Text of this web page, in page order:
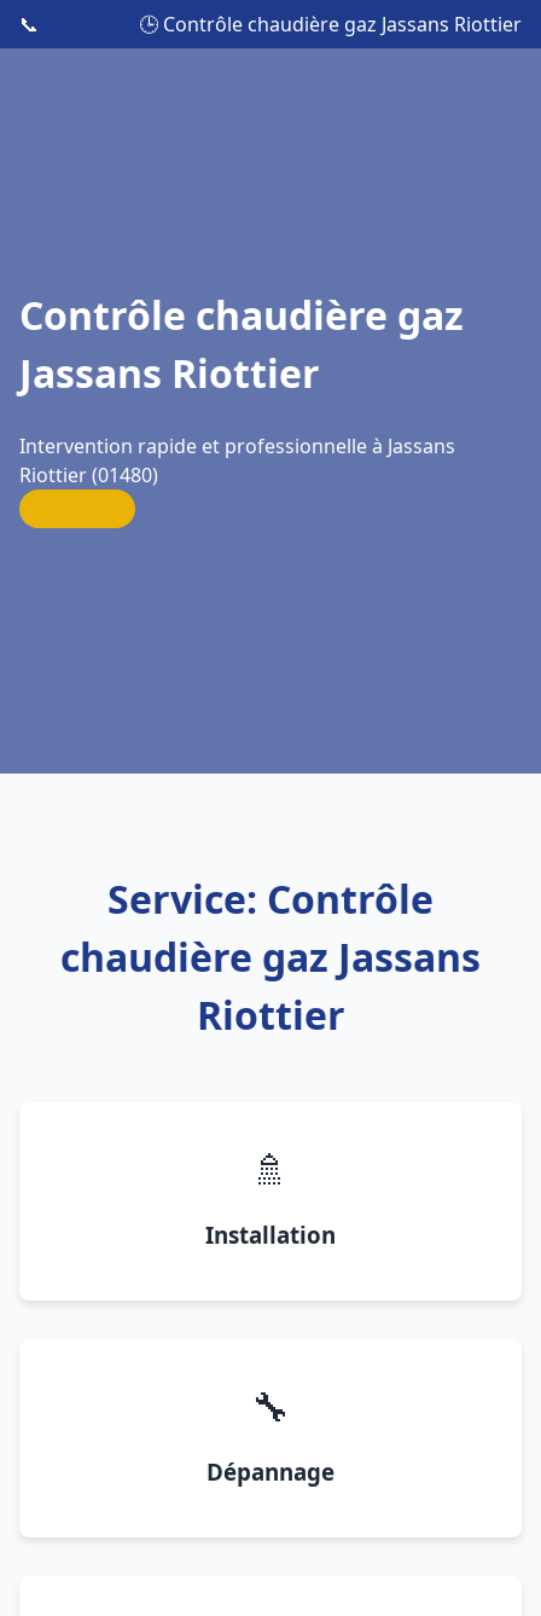
📞 🕒 Contrôle chaudière gaz Jassans Riottier
Contrôle chaudière gaz
Jassans Riottier
Intervention rapide et professionnelle à Jassans
Riottier (01480)
Service: Contrôle
chaudière gaz Jassans
Riottier
🚿
Installation
🔧
Dépannage